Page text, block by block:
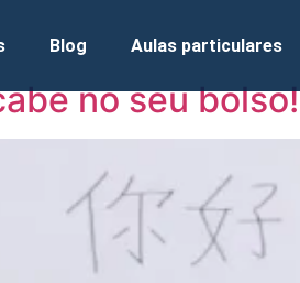
Blog Aulas particulares
no seu bolso!